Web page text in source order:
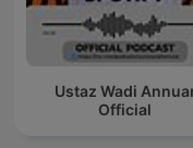
Ustaz Wadi
Official